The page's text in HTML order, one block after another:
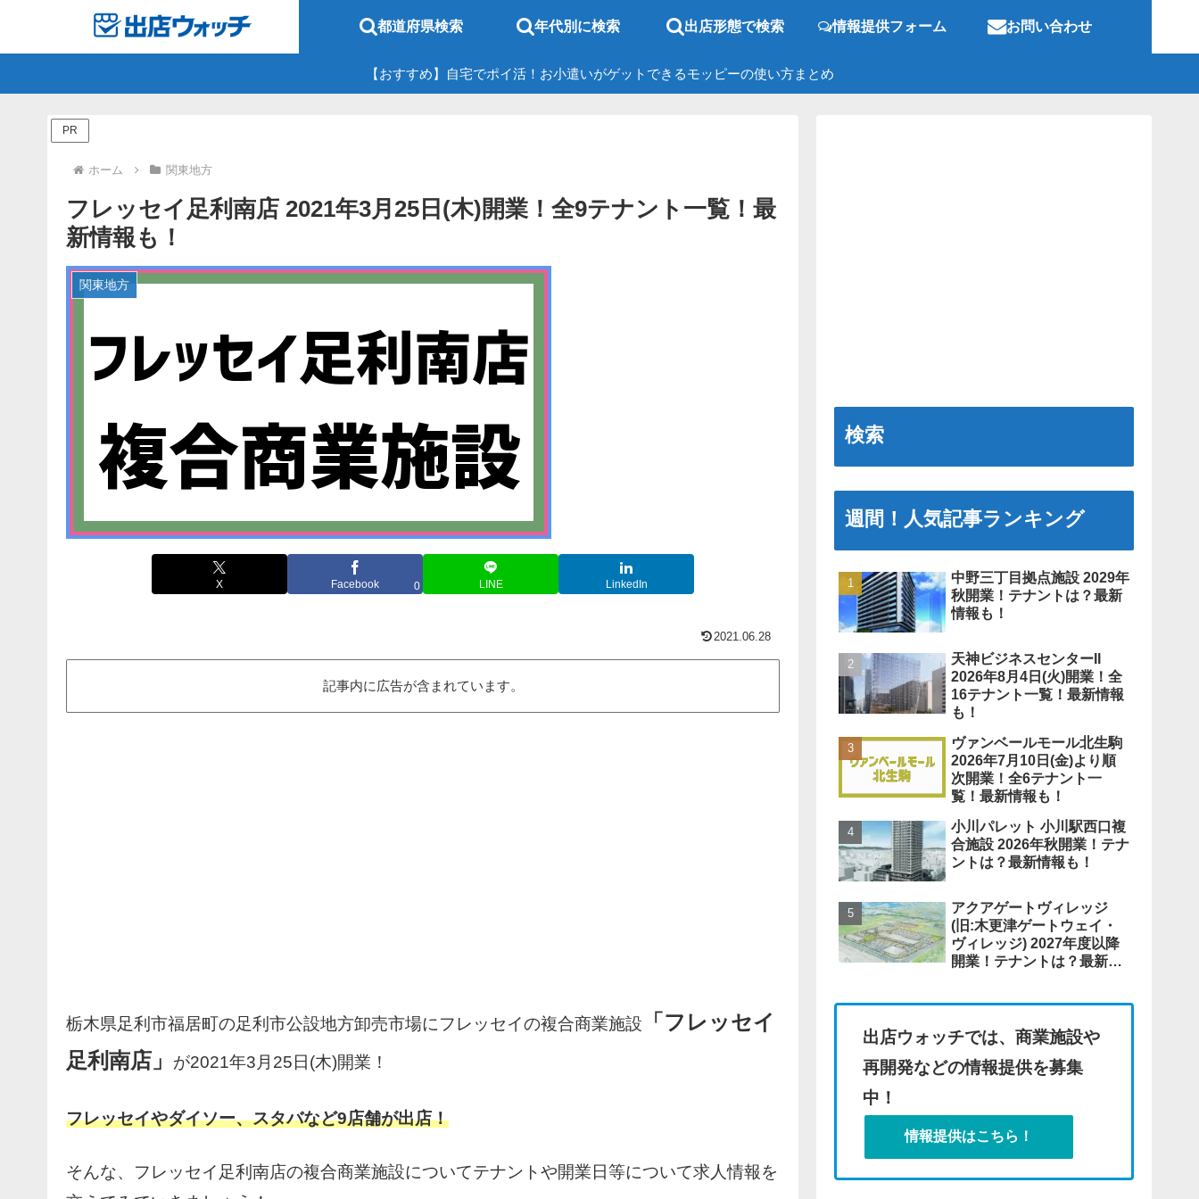
都道府県検索 年代別に検索 出店形態で検索 情報提供フォーム お問い合わせ
【おすすめ】自宅でポイ活！お小遣いがゲットできるモッピーの使い方まとめ
PR
ホーム 関東地方
フレッセイ足利南店 2021年3月25日(木)開業！全9テナント一覧！最
新情報も！
関東地方
X Facebook 0 LINE LinkedIn
2021.06.28
記事内に広告が含まれています。
栃木県足利市福居町の足利市公設地方卸売市場にフレッセイの複合商業施設
「フレッセイ
足利南店」
が2021年3月25日(木)開業！
フレッセイやダイソー、スタバなど9店舗が出店！
そんな、フレッセイ足利南店の複合商業施設についてテナントや開業日等について求人情報を
検索
週間！人気記事ランキング
中野三丁目拠点施設 2029年
秋開業！テナントは？最新
情報も！
天神ビジネスセンターII
2026年8月4日(火)開業！全
16テナント一覧！最新情報
も！
ヴァンベールモール北生駒
2026年7月10日(金)より順
次開業！全6テナント一
覧！最新情報も！
小川パレット 小川駅西口複
合施設 2026年秋開業！テナ
ントは？最新情報も！
アクアゲートヴィレッジ
(旧:木更津ゲートウェイ・
ヴィレッジ) 2027年度以降
開業！テナントは？最新情
出店ウォッチでは、商業施設や
再開発などの情報提供を募集
中！
情報提供はこちら！